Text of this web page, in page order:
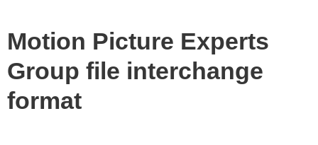
Motion Picture Experts
Group file interchange
format